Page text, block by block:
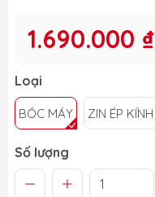
1.690.000 ₫
Loại
BÓC MÁY ZIN ÉP KÍNH
Số lượng